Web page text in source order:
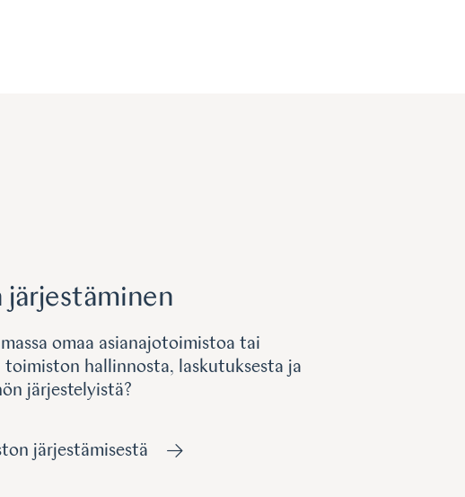
järjestäminen
omaa asianajotoimistoa tai
hallinnosta, laskutuksesta ja
järjestelyistä?
järjestämisestä